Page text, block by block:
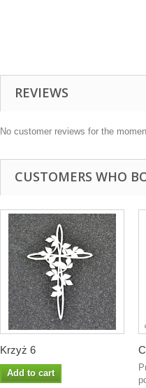
REVIEWS
No customer reviews for the
CUSTOMERS WHO
Krzyż 6
Add to cart